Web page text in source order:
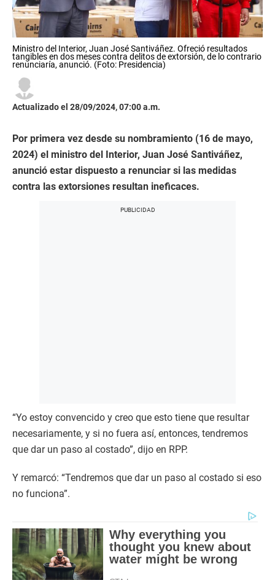
Ministro del Interior, Juan José Santiváñez. Ofreció resultados
tangibles en dos meses contra delitos de extorsión, de lo contrario
renunciaría, anunció. (Foto: Presidencia)
Actualizado el 28/09/2024, 07:00 a.m.
Por primera vez desde su nombramiento (16 de mayo,
2024) el ministro del Interior, Juan José Santiváñez,
anunció estar dispuesto a renunciar si las medidas
contra las extorsiones resultan ineficaces.
“Yo estoy convencido y creo que esto tiene que resultar
necesariamente, y si no fuera así, entonces, tendremos
que dar un paso al costado”, dijo en RPP.
Y remarcó: “Tendremos que dar un paso al costado si eso
no funciona”.